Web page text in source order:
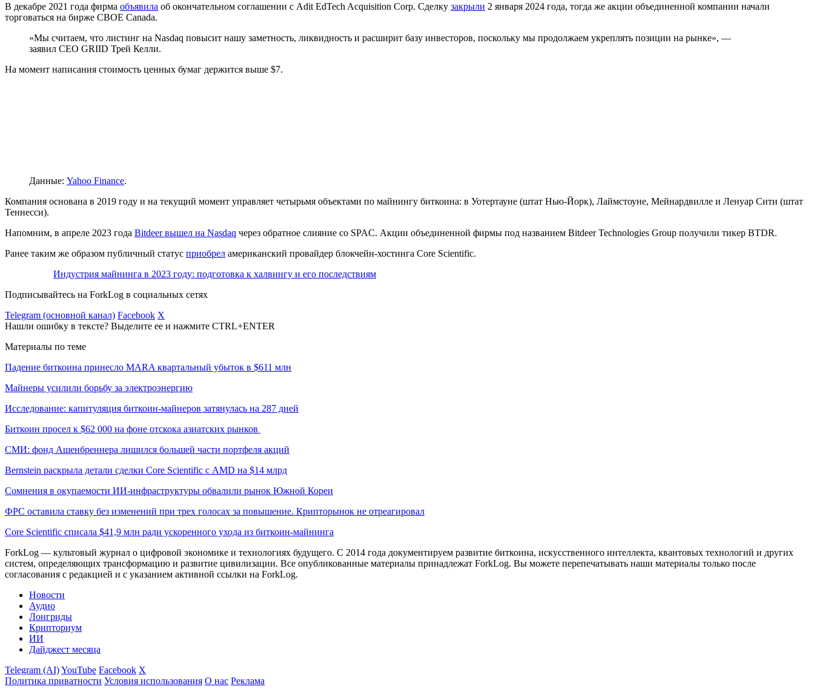
В декабре 2021 года фирма объявила об окончательном соглашении с Adit EdTech Acquisition Corp. Сделку закрыли 2 января 2024 года, тогда же акции объединенной компании начали
торговаться на бирже CBOE Canada.
«Мы считаем, что листинг на Nasdaq повысит нашу заметность, ликвидность и расширит базу инвесторов, поскольку мы продолжаем укреплять позиции на рынке», —
заявил CEO GRIID Трей Келли.
На момент написания стоимость ценных бумаг держится выше $7.
Данные: Yahoo Finance.
Компания основана в 2019 году и на текущий момент управляет четырьмя объектами по майнингу биткоина: в Уотертауне (штат Нью-Йорк), Лаймстоуне, Мейнардвилле и Ленуар Сити (штат
Теннесси).
Напомним, в апреле 2023 года Bitdeer вышел на Nasdaq через обратное слияние со SPAC. Акции объединенной фирмы под названием Bitdeer Technologies Group получили тикер BTDR.
Ранее таким же образом публичный статус приобрел американский провайдер блокчейн-хостинга Core Scientific.
Индустрия майнинга в 2023 году: подготовка к халвингу и его последствиям
Подписывайтесь на ForkLog в социальных сетях
Telegram (основной канал) Facebook X
Нашли ошибку в тексте? Выделите ее и нажмите CTRL+ENTER
Материалы по теме
Падение биткоина принесло MARA квартальный убыток в $611 млн
Майнеры усилили борьбу за электроэнергию
Исследование: капитуляция биткоин-майнеров затянулась на 287 дней
Биткоин просел к $62 000 на фоне отскока азиатских рынков
СМИ: фонд Ашенбреннера лишился большей части портфеля акций
Bernstein раскрыла детали сделки Core Scientific с AMD на $14 млрд
Сомнения в окупаемости ИИ-инфраструктуры обвалили рынок Южной Кореи
ФРС оставила ставку без изменений при трех голосах за повышение. Крипторынок не отреагировал
Core Scientific списала $41,9 млн ради ускоренного ухода из биткоин-майнинга
ForkLog — культовый журнал о цифровой экономике и технологиях будущего. С 2014 года документируем развитие биткоина, искусственного интеллекта, квантовых технологий и других
систем, определяющих трансформацию и развитие цивилизации. Все опубликованные материалы принадлежат ForkLog. Вы можете перепечатывать наши материалы только после
согласования с редакцией и с указанием активной ссылки на ForkLog.
Новости
Аудио
Лонгриды
Крипториум
ИИ
Дайджест месяца
Telegram (AI)YouTube Facebook X
Политика приватности Условия использования О нас Реклама